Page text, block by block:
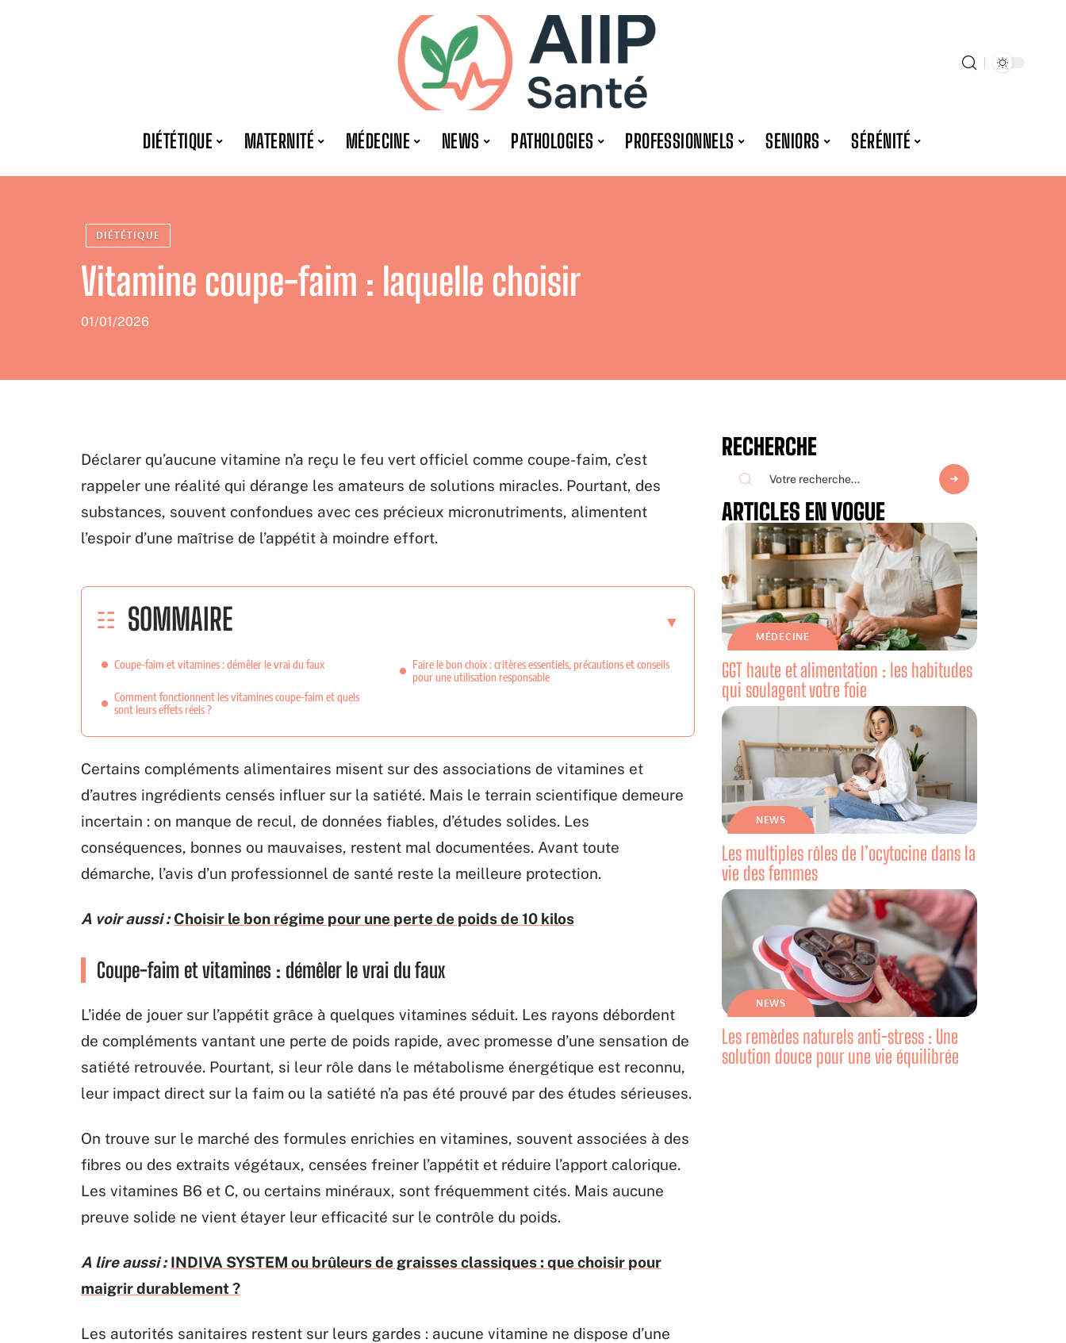
DIÉTÉTIQUE MATERNITÉ MÉDECINE NEWS PATHOLOGIES PROFESSIONNELS SENIORS SÉRÉNITÉ
DIÉTÉTIQUE
Vitamine coupe-faim : laquelle choisir
01/01/2026
Déclarer qu’aucune vitamine n’a reçu le feu vert officiel comme coupe-faim, c’est
rappeler une réalité qui dérange les amateurs de solutions miracles. Pourtant, des
substances, souvent confondues avec ces précieux micronutriments, alimentent
l’espoir d’une maîtrise de l’appétit à moindre effort.
SOMMAIRE
Coupe-faim et vitamines : démêler le vrai du faux
Comment fonctionnent les vitamines coupe-faim et quels
sont leurs effets réels ?
Faire le bon choix : critères essentiels, précautions et conseils
pour une utilisation responsable
Certains compléments alimentaires misent sur des associations de vitamines et
d’autres ingrédients censés influer sur la satiété. Mais le terrain scientifique demeure
incertain : on manque de recul, de données fiables, d’études solides. Les
conséquences, bonnes ou mauvaises, restent mal documentées. Avant toute
démarche, l’avis d’un professionnel de santé reste la meilleure protection.
A voir aussi : Choisir le bon régime pour une perte de poids de 10 kilos
Coupe-faim et vitamines : démêler le vrai du faux
L’idée de jouer sur l’appétit grâce à quelques vitamines séduit. Les rayons débordent
de compléments vantant une perte de poids rapide, avec promesse d’une sensation de
satiété retrouvée. Pourtant, si leur rôle dans le métabolisme énergétique est reconnu,
leur impact direct sur la faim ou la satiété n’a pas été prouvé par des études sérieuses.
On trouve sur le marché des formules enrichies en vitamines, souvent associées à des
fibres ou des extraits végétaux, censées freiner l’appétit et réduire l’apport calorique.
Les vitamines B6 et C, ou certains minéraux, sont fréquemment cités. Mais aucune
preuve solide ne vient étayer leur efficacité sur le contrôle du poids.
A lire aussi : INDIVA SYSTEM ou brûleurs de graisses classiques : que choisir pour
maigrir durablement ?
Les autorités sanitaires restent sur leurs gardes : aucune vitamine ne dispose d’une
RECHERCHE
ARTICLES EN VOGUE
MÉDECINE
GGT haute et alimentation : les habitudes
qui soulagent votre foie
NEWS
Les multiples rôles de l’ocytocine dans la
vie des femmes
NEWS
Les remèdes naturels anti-stress : Une
solution douce pour une vie équilibrée